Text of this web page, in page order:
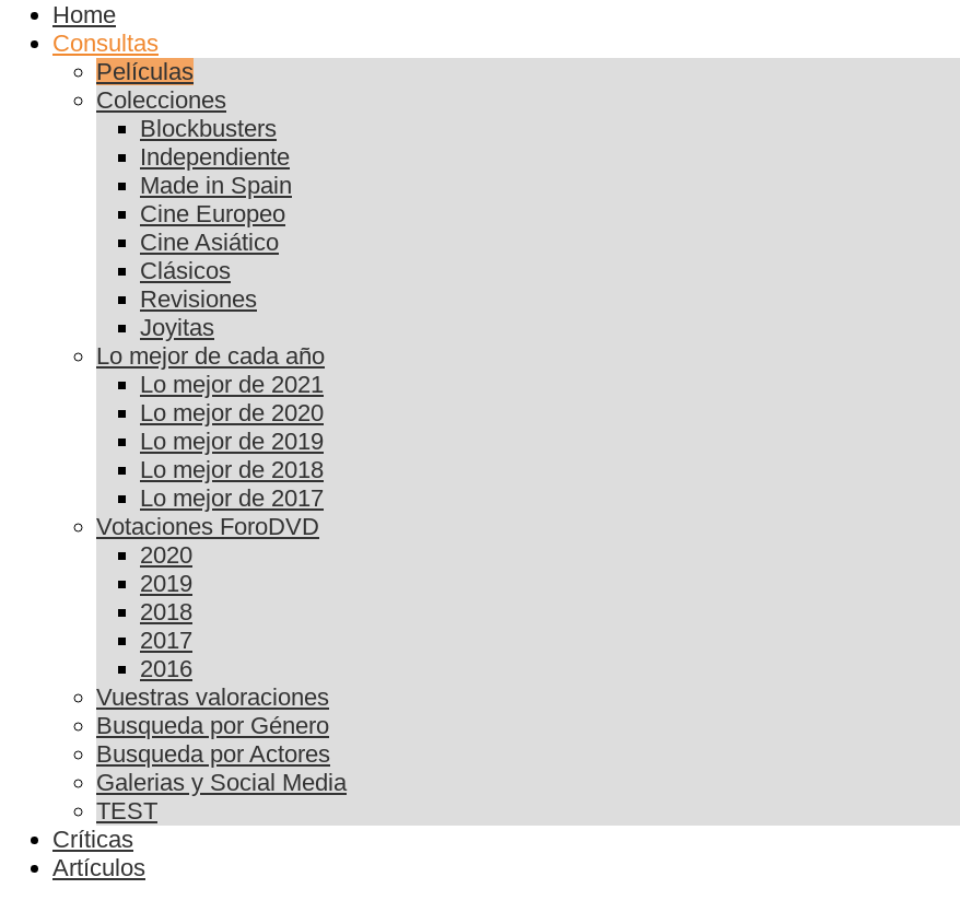
Home
Consultas
Películas
Colecciones
Blockbusters
Independiente
Made in Spain
Cine Europeo
Cine Asiático
Clásicos
Revisiones
Joyitas
Lo mejor de cada año
Lo mejor de 2021
Lo mejor de 2020
Lo mejor de 2019
Lo mejor de 2018
Lo mejor de 2017
Votaciones ForoDVD
2020
2019
2018
2017
2016
Vuestras valoraciones
Busqueda por Género
Busqueda por Actores
Galerias y Social Media
TEST
Críticas
Artículos